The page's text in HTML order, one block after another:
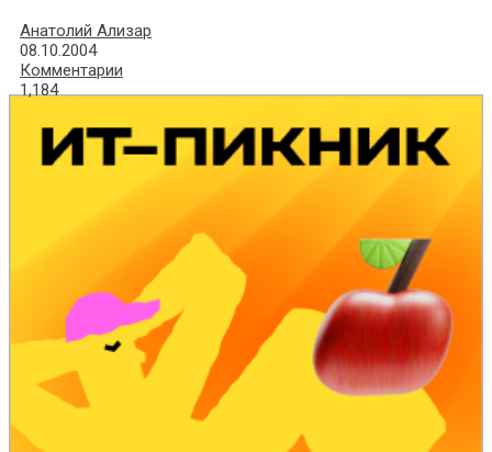
Анатолий Ализар
08.10.2004
Комментарии
1,184